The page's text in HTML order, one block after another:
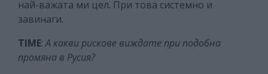
най-важата ми цел. При това системно и
завинаги.
TIME:А какви рискове виждате при подобна
промяна в Русия?